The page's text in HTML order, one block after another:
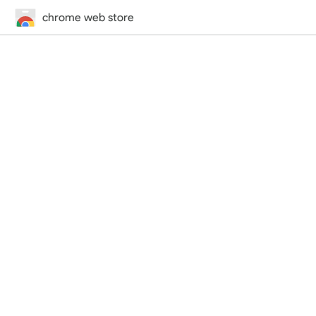
chrome web store